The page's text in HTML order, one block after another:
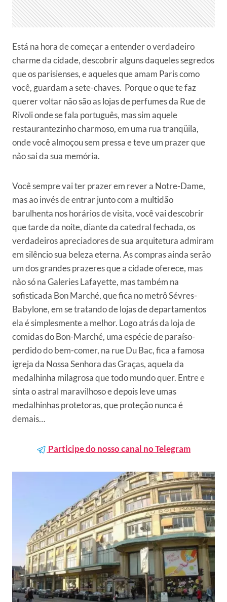
Está na hora de começar a entender o verdadeiro
charme da cidade, descobrir alguns daqueles segredos
que os parisienses, e aqueles que amam Paris como
você, guardam a sete-chaves. Porque o que te faz
querer voltar não são as lojas de perfumes da Rue de
Rivoli onde se fala português, mas sim aquele
restaurantezinho charmoso, em uma rua tranqüila,
onde você almoçou sem pressa e teve um prazer que
não sai da sua memória.
Você sempre vai ter prazer em rever a Notre-Dame,
mas ao invés de entrar junto com a multidão
barulhenta nos horários de visita, você vai descobrir
que tarde da noite, diante da catedral fechada, os
verdadeiros apreciadores de sua arquitetura admiram
em silêncio sua beleza eterna. As compras ainda serão
um dos grandes prazeres que a cidade oferece, mas
não só na Galeries Lafayette, mas também na
sofisticada Bon Marché, que fica no metrô Sévres-
Babylone, em se tratando de lojas de departamentos
ela é simplesmente a melhor. Logo atrás da loja de
comidas do Bon-Marché, uma espécie de paraíso-
perdido do bem-comer, na rue Du Bac, fica a famosa
igreja da Nossa Senhora das Graças, aquela da
medalhinha milagrosa que todo mundo quer. Entre e
sinta o astral maravilhoso e depois leve umas
medalhinhas protetoras, que proteção nunca é
demais…
Participe do nosso canal no Telegram